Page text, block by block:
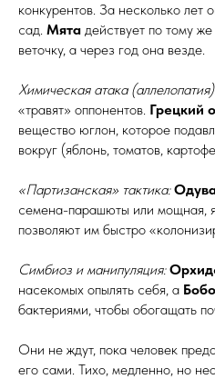
конкурентов. За несколько лет
сад. Мята действует по тому
веточку, а через год она везде.
Химическая атака
«травят» оппонентов. Грецкий
вещество юглон, которое
вокруг (яблонь, томатов,
«Партизанская» тактика:
семена-парашюты или мощная,
позволяют им быстро
Симбиоз и манипуляция:
насекомых опылять себя, а
бактериями, чтобы обогащать
Они не ждут, пока человек
его сами. Тихо, медленно, но